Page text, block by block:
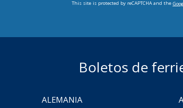
This site is protected by reCAPTCHA and the
Boletos de
ALEMANIA